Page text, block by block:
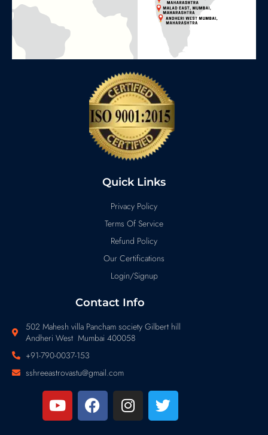
Quick Links
Privacy Policy
Terms Of Service
Refund Policy
Our Certifications
Login/Signup
Contact Info
502 Mahesh villa Pancham society Gilbert hill
Andheri West Mumbai 400058
+91-790-0037-153
sshreeastrovastu@gmail.com